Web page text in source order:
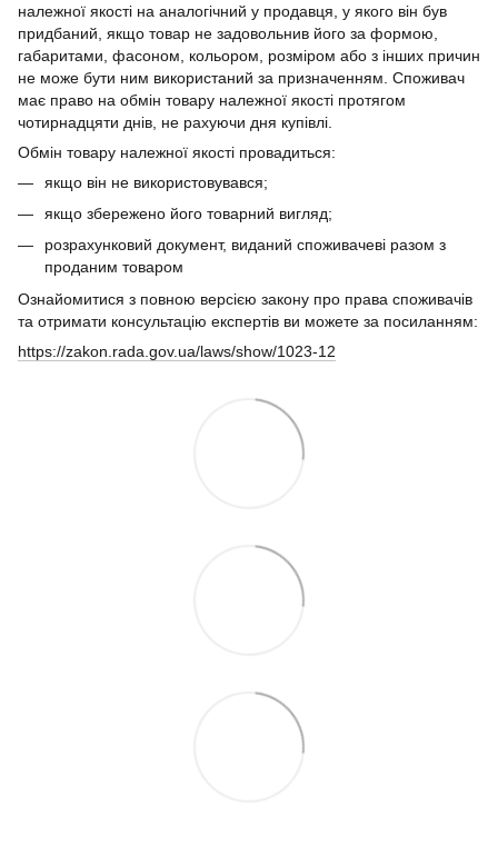
належної якості на аналогічний у продавця, у якого він був
придбаний, якщо товар не задовольнив його за формою,
габаритами, фасоном, кольором, розміром або з інших причин
не може бути ним використаний за призначенням. Споживач
має право на обмін товару належної якості протягом
чотирнадцяти днів, не рахуючи дня купівлі.
Обмін товару належної якості провадиться:
якщо він не використовувався;
якщо збережено його товарний вигляд;
розрахунковий документ, виданий споживачеві разом з
проданим товаром
Ознайомитися з повною версією закону про права споживачів
та отримати консультацію експертів ви можете за посиланням:
https://zakon.rada.gov.ua/laws/show/1023-12